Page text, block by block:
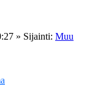
» Sijainti: Muu